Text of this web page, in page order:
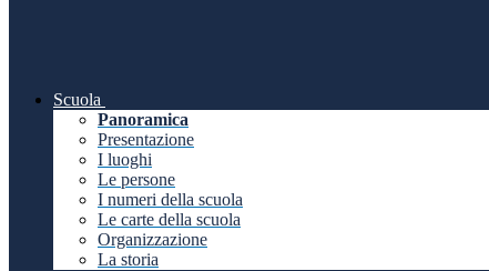
Scuola
Panoramica
Presentazione
I luoghi
Le persone
I numeri della scuola
Le carte della scuola
Organizzazione
La storia